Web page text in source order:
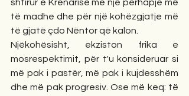
shtirur e Krenarisë me një përhapje më
të madhe dhe për një kohëzgjatje më
të gjatë çdo Nëntor që kalon.
Njëkohësisht, ekziston frika e
mosrespektimit, për t'u konsideruar si
më pak i pastër, më pak i kujdesshëm
dhe më pak progresiv. Ose më keq: të